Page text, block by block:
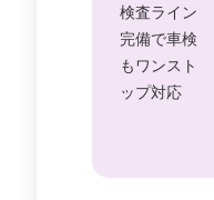
検査ライン
完備で車検
もワンスト
ップ対応